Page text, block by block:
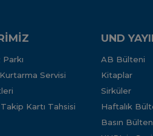
Servisi
Kartı Tahsisi
UND
AB Bülteni
Kitaplar
Sirküler
Haftalık
Basın